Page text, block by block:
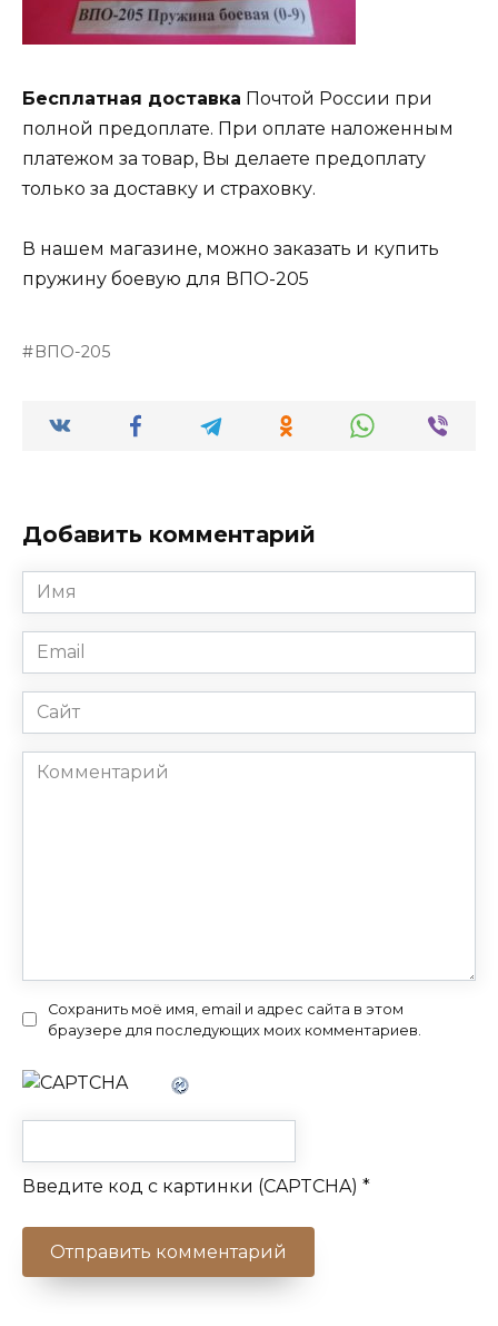
Бесплатная доставка Почтой России при
полной предоплате. При оплате наложенным
платежом за товар, Вы делаете предоплату
только за доставку и страховку.
В нашем магазине, можно заказать и купить
пружину боевую для ВПО-205
ВПО-205
Добавить комментарий
Имя
*
Email
*
Сайт
Комментарий
Сохранить моё имя, email и адрес сайта в этом
браузере для последующих моих комментариев.
Введите код с картинки (CAPTCHA) *